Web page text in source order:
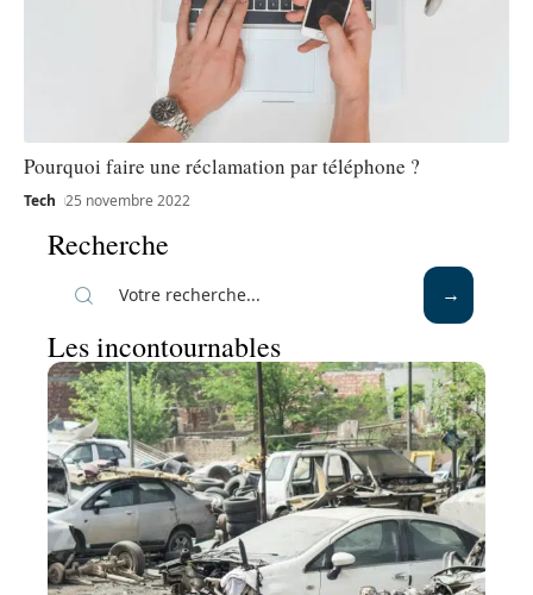
Pourquoi faire une réclamation par téléphone ?
Tech 25 novembre 2022
Recherche
Les incontournables